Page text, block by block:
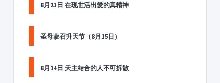
8月21日 在现世活出爱的真精神
圣母蒙召升天节（8月15日）
8月14日 天主结合的人不可拆散